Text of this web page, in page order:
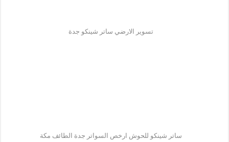
تسوير الارضي ساتر شينكو جدة
ساتر شينكو للحوش ارخص السواتر جدة الطائف مكة